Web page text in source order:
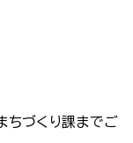
ちづくり課までご